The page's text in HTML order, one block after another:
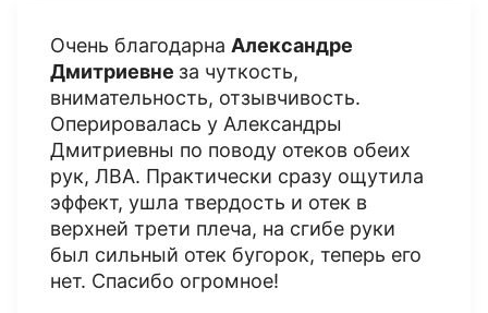
Очень благодарна Александре
Дмитриевне за чуткость,
внимательность, отзывчивость.
Оперировалась у Александры
Дмитриевны по поводу отеков обеих
рук, ЛВА. Практически сразу ощутила
эффект, ушла твердость и отек в
верхней трети плеча, на сгибе руки
был сильный отек бугорок, теперь его
нет. Спасибо огромное!